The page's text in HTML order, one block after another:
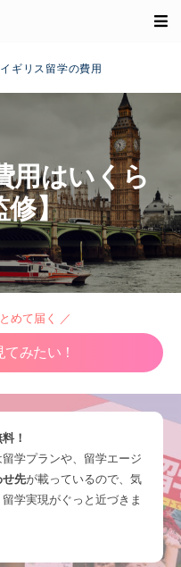
イギリス留学の費用
用はいくら
修】
めて届く ／
みたい！
！
学プランや、留学エージ
せ先が載っているので、気
学実現がぐっと近づきま